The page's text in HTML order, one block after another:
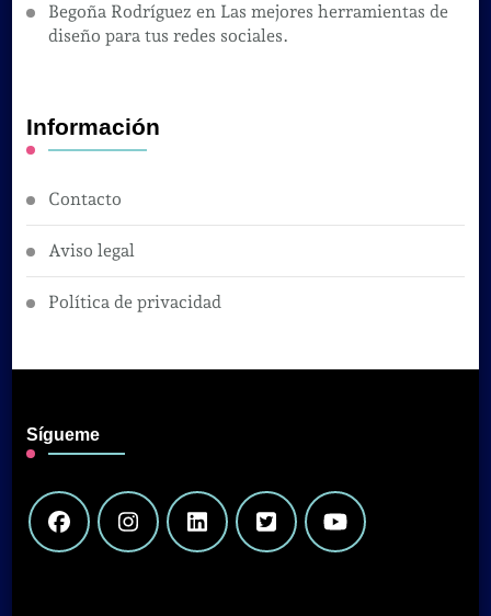
Begoña Rodríguez en Las mejores herramientas de
diseño para tus redes sociales.
Información
Contacto
Aviso legal
Política de privacidad
Sígueme